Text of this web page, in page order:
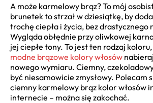
A może karmelowy brąz? To mój
brunetek to strzał w dziesiątkę, by
trochę ciepła i życia, bez drastycznego
Wygląda obłędnie przy oliwkowej
jej ciepłe tony. To jest ten rodzaj
modne brązowe kolory włosów
nowego wymiaru. Ciemny,
być niesamowicie zmysłowy. Polecam
ciemny karmelowy brąz kolor włosów
internecie – można się zakochać.